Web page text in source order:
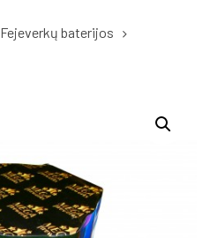
Fejeverkų baterijos